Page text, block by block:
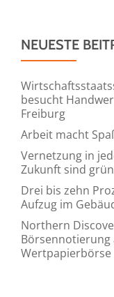
NEUESTE
besucht
Freiburg
Arbeit macht
Vernetzung in
Zukunft sind
Drei bis zehn
Aufzug im
Northern